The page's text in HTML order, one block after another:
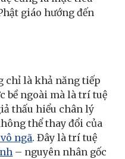
giáo hướng đến
chỉ là khả năng tiếp
bề ngoài mà là trí tuệ
thấu hiểu chân lý
thể thay đổi của
ngã. Đây là trí tuệ
– nguyên nhân gốc